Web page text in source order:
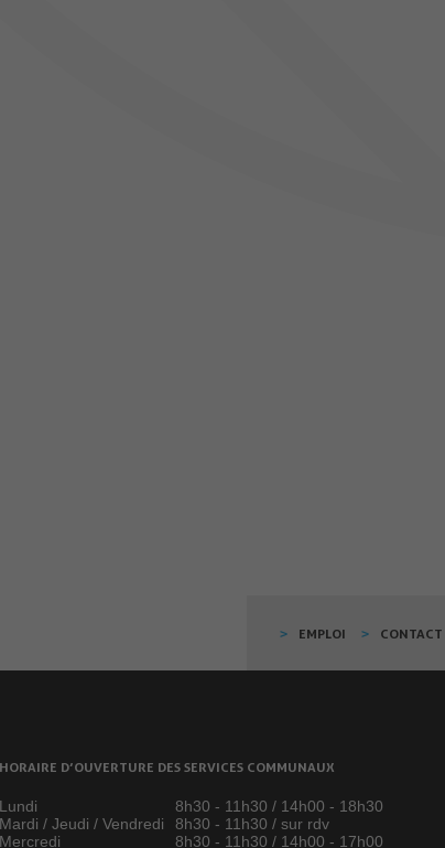
EMPLOI CONTACT
HORAIRE D’OUVERTURE DES SERVICES COMMUNAUX
Lundi
8h30 - 11h30 / 14h00 - 18h30
Mardi / Jeudi / Vendredi
8h30 - 11h30 / sur rdv
Mercredi
8h30 - 11h30 / 14h00 - 17h00